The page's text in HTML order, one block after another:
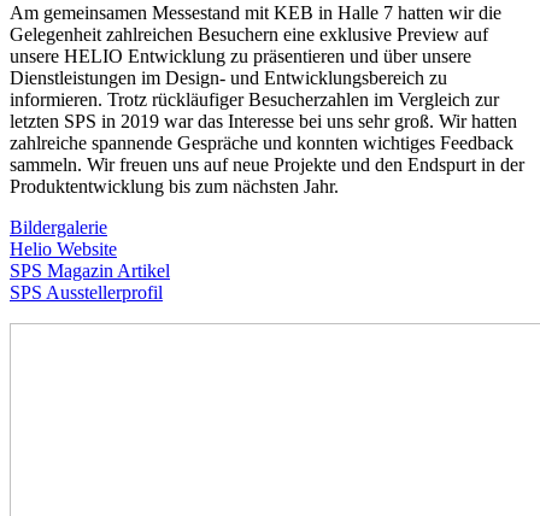
Am gemeinsamen Messestand mit KEB in Halle 7 hatten wir die
Gelegenheit zahlreichen Besuchern eine exklusive Preview auf
unsere HELIO Entwicklung zu präsentieren und über unsere
Dienstleistungen im Design- und Entwicklungsbereich zu
informieren. Trotz rückläufiger Besucherzahlen im Vergleich zur
letzten SPS in 2019 war das Interesse bei uns sehr groß. Wir hatten
zahlreiche spannende Gespräche und konnten wichtiges Feedback
sammeln. Wir freuen uns auf neue Projekte und den Endspurt in der
Produktentwicklung bis zum nächsten Jahr.
Bildergalerie
Helio Website
SPS Magazin Artikel
SPS Ausstellerprofil